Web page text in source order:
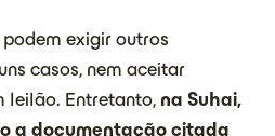
exigir outros
casos, nem aceitar
leilão. Entretanto, na Suhai,
a documentação citada